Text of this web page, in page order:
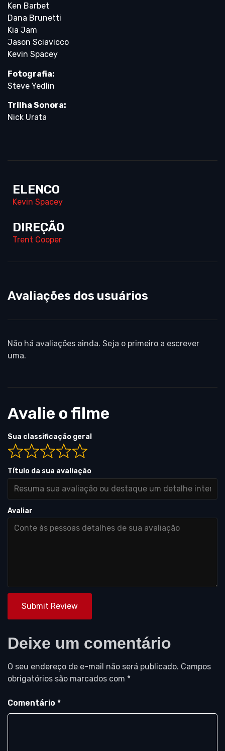
Ken Barbet
Dana Brunetti
Kia Jam
Jason Sciavicco
Kevin Spacey
Fotografia:
Steve Yedlin
Trilha Sonora:
Nick Urata
ELENCO
Kevin Spacey
DIREÇÃO
Trent Cooper
Avaliações dos usuários
Não há avaliações ainda. Seja o primeiro a escrever
uma.
Avalie o filme
Sua classificação geral
Título da sua avaliação
Avaliar
Submit Review
Deixe um comentário
O seu endereço de e-mail não será publicado. Campos
obrigatórios são marcados com *
Comentário *